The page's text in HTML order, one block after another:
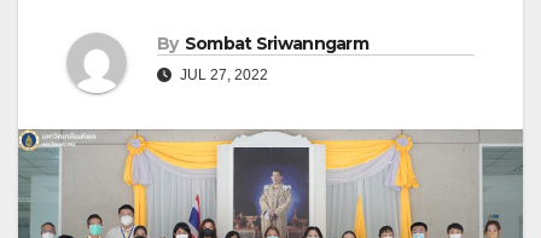
By Sombat Sriwanngarm
JUL 27, 2022